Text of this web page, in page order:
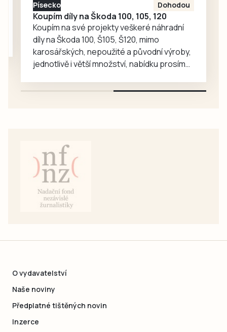
Písecko Dohodou
Koupím díly na Škoda 100, 105, 120
Koupím na své projekty veškeré náhradní
díly na Škoda 100, Š105, Š120, mimo
karosářských, nepoužité a původní výroby,
jednotlivě i větší množství, nabídku prosím
O vydavatelství
Naše noviny
Předplatné tištěných novin
Inzerce